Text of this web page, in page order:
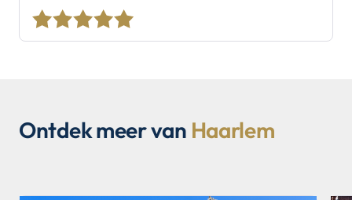
Ontdek meer van Haarlem